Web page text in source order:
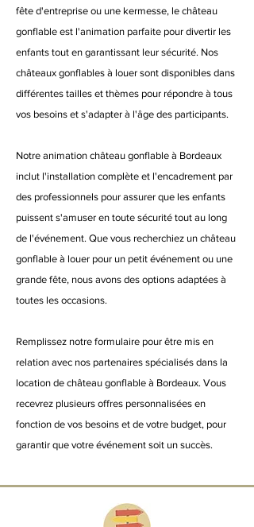
fête d'entreprise ou une kermesse, le château
gonflable est l'animation parfaite pour divertir les
enfants tout en garantissant leur sécurité. Nos
châteaux gonflables à louer sont disponibles dans
différentes tailles et thèmes pour répondre à tous
vos besoins et s'adapter à l'âge des participants.
Notre animation château gonflable à Bordeaux
inclut l'installation complète et l'encadrement par
des professionnels pour assurer que les enfants
puissent s'amuser en toute sécurité tout au long
de l'événement. Que vous recherchiez un château
gonflable à louer pour un petit événement ou une
grande fête, nous avons des options adaptées à
toutes les occasions.
Remplissez notre formulaire pour être mis en
relation avec nos partenaires spécialisés dans la
location de château gonflable à Bordeaux. Vous
recevrez plusieurs offres personnalisées en
fonction de vos besoins et de votre budget, pour
garantir que votre événement soit un succès.